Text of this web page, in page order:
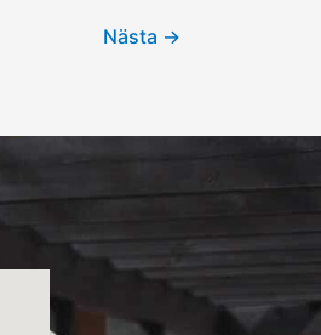
Nästa →